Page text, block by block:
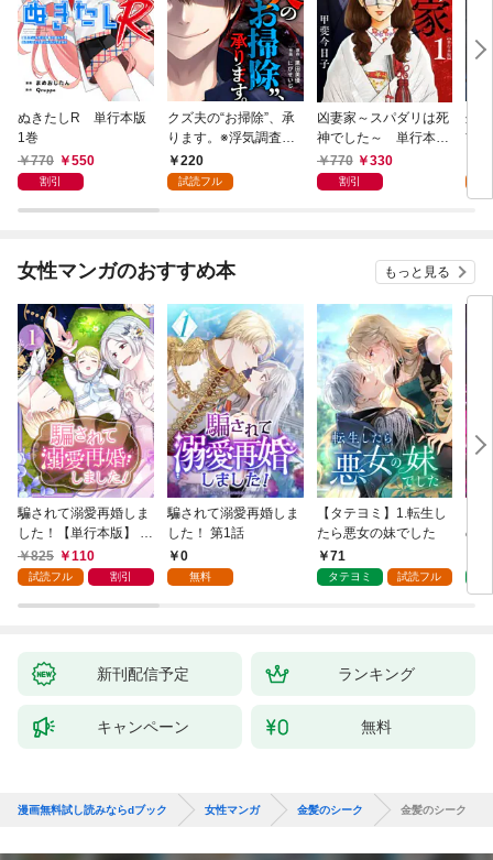
ぬきたしR 単行本版
1巻
770
550
割引
クズ夫の“お掃除”、承
ります。※浮気調査、
無料サービス付き 1巻
220
試読フル
凶妻家～スパダリは死
神でした～ 単行本版
1巻770 330
割引
処
讐
女性マンガのおすすめ本 もっと見る
騙されて溺愛再婚しま
した！【単行本版】 1
巻825 110
試読フル 割引
騙されて溺愛再婚しま
した！ 第1話
0
無料
【タテヨミ】1.転生し
たら悪女の妹でした
71
タテヨミ 試読フル
の
新刊配信予定 ランキング
キャンペーン 無料
漫画無料試し読みならdブック 女性マンガ 金髪のシーク 金髪のシーク